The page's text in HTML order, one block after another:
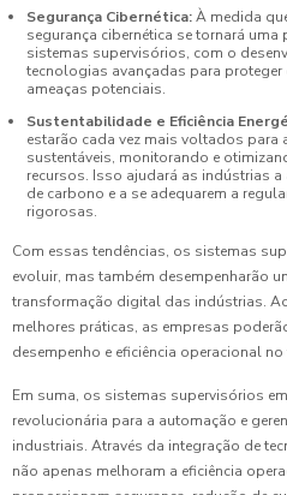
Segurança Cibernética:À medida
segurança cibernética se tornará
sistemas supervisórios, com o
tecnologias avançadas para
ameaças potenciais.
Sustentabilidade e Eficiência
estarão cada vez mais voltados para
sustentáveis, monitorando e
recursos. Isso ajudará as indústrias
de carbono e a se adequarem a
rigorosas.
Com essas tendências, os sistemas
evoluir, mas também desempenharão
transformação digital das indústrias.
melhores práticas, as empresas
desempenho e eficiência operacional
Em suma, os sistemas supervisórios
revolucionária para a automação e
industriais. Através da integração de
não apenas melhoram a eficiência